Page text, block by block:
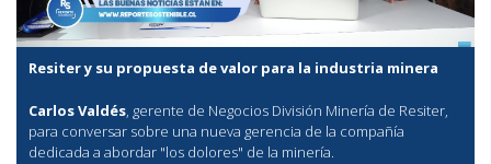
Resiter y su propuesta de valor para la industria minera
Carlos Valdés, gerente de Negocios División Minería de Resiter,
para conversar sobre una nueva gerencia de la compañía
dedicada a abordar "los dolores" de la minería.